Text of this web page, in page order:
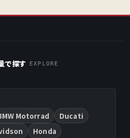
で探す EXPLORE
Motorrad
Ducati
Honda